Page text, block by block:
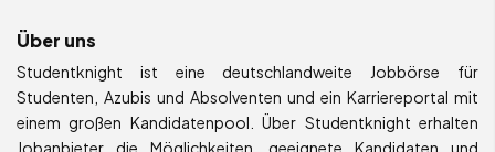
Über uns
Studentknight ist eine deutschlandweite Jobbörse für
Studenten, Azubis und Absolventen und ein Karriereportal mit
einem großen Kandidatenpool. Über Studentknight erhalten
Jobanbieter die Möglichkeiten, geeignete Kandidaten und